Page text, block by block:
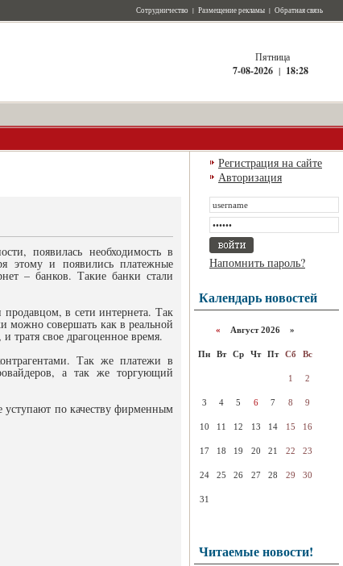
Сотрудничество | Размещение рекламы | Обратная связь
Пятница
7-08-2026 | 18:28
появилась необходимость в
этому и появились платежные
– банков. Такие банки стали
в сети интернета. Так
можно совершать как в реальной
тратя свое драгоценное время.
Так же платежи в
а так же торгующий
уступают по качеству фирменным
Регистрация на сайте
Авторизация
Напомнить пароль?
Календарь новостей
« Август 2026 »
Пн Вт Ср Чт Пт Сб Вс
1 2
3 4 5 6 7 8 9
10 11 12 13 14 15 16
17 18 19 20 21 22 23
24 25 26 27 28 29 30
31
Читаемые новости!